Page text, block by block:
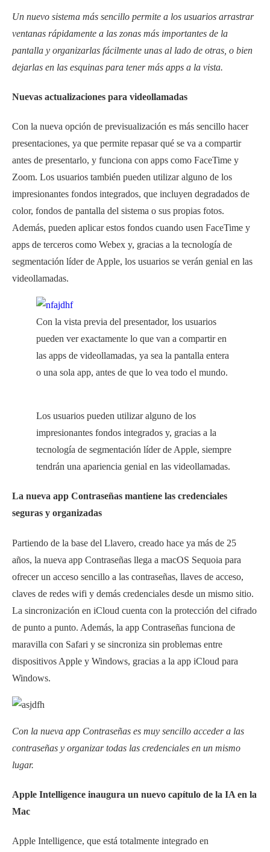
Un nuevo sistema más sencillo permite a los usuarios arrastrar
ventanas rápidamente a las zonas más importantes de la
pantalla y organizarlas fácilmente unas al lado de otras, o bien
dejarlas en las esquinas para tener más apps a la vista.
Nuevas actualizaciones para videollamadas
Con la nueva opción de previsualización es más sencillo hacer
presentaciones, ya que permite repasar qué se va a compartir
antes de presentarlo, y funciona con apps como FaceTime y
Zoom. Los usuarios también pueden utilizar alguno de los
impresionantes fondos integrados, que incluyen degradados de
color, fondos de pantalla del sistema o sus propias fotos.
Además, pueden aplicar estos fondos cuando usen FaceTime y
apps de terceros como Webex y, gracias a la tecnología de
segmentación líder de Apple, los usuarios se verán genial en las
videollamadas.
Con la vista previa del presentador, los usuarios
pueden ver exactamente lo que van a compartir en
las apps de videollamadas, ya sea la pantalla entera
o una sola app, antes de que lo vea todo el mundo.
Los usuarios pueden utilizar alguno de los
impresionantes fondos integrados y, gracias a la
tecnología de segmentación líder de Apple, siempre
tendrán una apariencia genial en las videollamadas.
La nueva app Contraseñas mantiene las credenciales
seguras y organizadas
Partiendo de la base del Llavero, creado hace ya más de 25
años, la nueva app Contraseñas llega a macOS Sequoia para
ofrecer un acceso sencillo a las contraseñas, llaves de acceso,
claves de redes wifi y demás credenciales desde un mismo sitio.
La sincronización en iCloud cuenta con la protección del cifrado
de punto a punto. Además, la app Contraseñas funciona de
maravilla con Safari y se sincroniza sin problemas entre
dispositivos Apple y Windows, gracias a la app iCloud para
Windows.
Con la nueva app Contraseñas es muy sencillo acceder a las
contraseñas y organizar todas las credenciales en un mismo
lugar.
Apple Intelligence inaugura un nuevo capítulo de la IA en la
Mac
Apple Intelligence, que está totalmente integrado en